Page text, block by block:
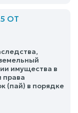
ОТ
имущества в
права
(пай) в порядке